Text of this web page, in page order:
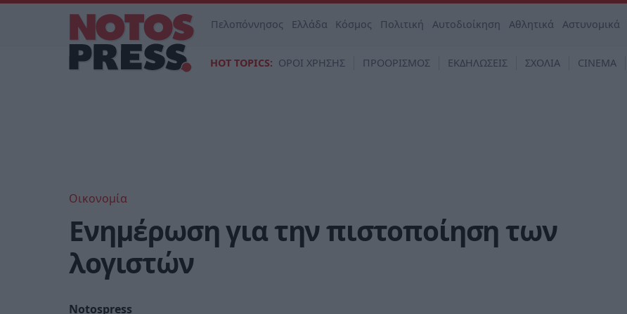
Πελοπόννησος Ελλάδα Κόσμος Πολιτική Αυτοδιοίκηση Αθλητικά Αστυνομικά
HOT TOPICS: ΟΡΟΙ ΧΡΗΣΗΣ ΠΡΟΟΡΙΣΜΟΣ ΕΚΔΗΛΩΣΕΙΣ ΣΧΟΛΙΑ CINEMA
Οικονομία
Ενημέρωση για την πιστοποίηση των
λογιστών
Notospress